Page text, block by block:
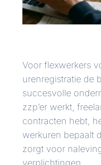
Voor flexwerkers
urenregistratie de
succesvolle
zzp’er werkt,
contracten hebt,
werkuren bepaalt
zorgt voor
verplichtingen.